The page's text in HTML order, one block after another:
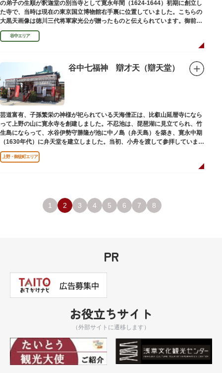
の弟子の生順が釈迦堂の別当寺として寛永年間（1624-1644）初期に創立し
た寺で、当時は現在の東京国立博物館右手裏に位置していました。こちらの
大黒天画像は徳川三代将軍家光公が贈ったものと伝えられています。御前立
の大黒天木像は台東区文化財に指定されています。
谷中エリア
谷中七福神 辯才天（辯天堂）
芸道富有、子孫繁栄の神様が祀られている天海僧正は、比叡山延暦寺になら
って上野の山に寛永寺を創建しました。不忍池は、琵琶湖に見立てられ、竹
生島にならって、水谷伊勢守勝隆が池に中ノ島（弁天島）を築き、寛永中期
（1630年代）に弁天堂を建立しました。当初、小舟を渡して参拝していまし
たが、後に橋が架けられました。
上野・御徒町エリア
1 2 3 4 5 6 7 8
PR
お役立ちサイト
（外部サイトに遷移します）